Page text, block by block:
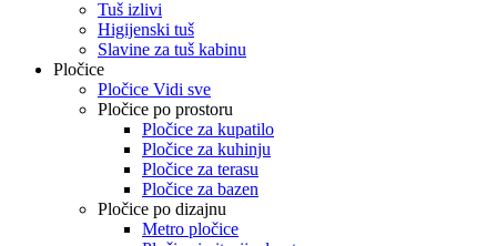
Tuš izlivi
Higijenski tuš
Slavine za tuš kabinu
Pločice
Pločice Vidi sve
Pločice po prostoru
Pločice za kupatilo
Pločice za kuhinju
Pločice za terasu
Pločice za bazen
Pločice po dizajnu
Metro pločice